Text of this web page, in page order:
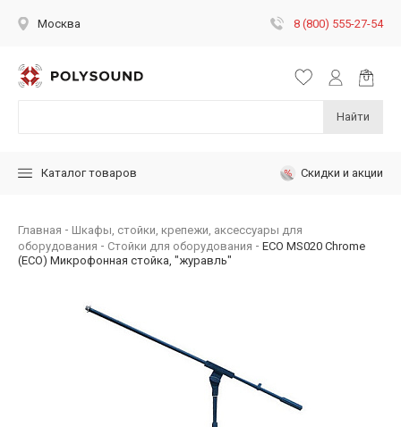
Москва 8 (800) 555-27-54
Найти
Каталог товаров Скидки и акции
Главная
Шкафы, стойки, крепежи, аксессуары для
оборудования
Стойки для оборудования
ECO MS020 Chrome
(ECO) Микрофонная стойка, "журавль"